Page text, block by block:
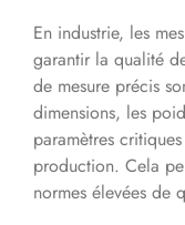
En industrie, les
garantir la qualité
de mesure précis
dimensions, les
paramètres
production. Cela
normes élevées de